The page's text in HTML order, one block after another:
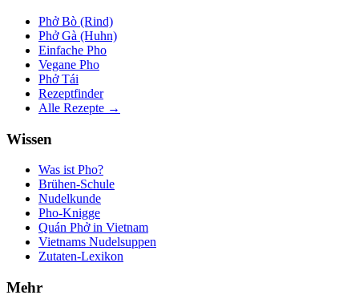
Phở Bò (Rind)
Phở Gà (Huhn)
Einfache Pho
Vegane Pho
Phở Tái
Rezeptfinder
Alle Rezepte →
Wissen
Was ist Pho?
Brühen-Schule
Nudelkunde
Pho-Knigge
Quán Phở in Vietnam
Vietnams Nudelsuppen
Zutaten-Lexikon
Mehr